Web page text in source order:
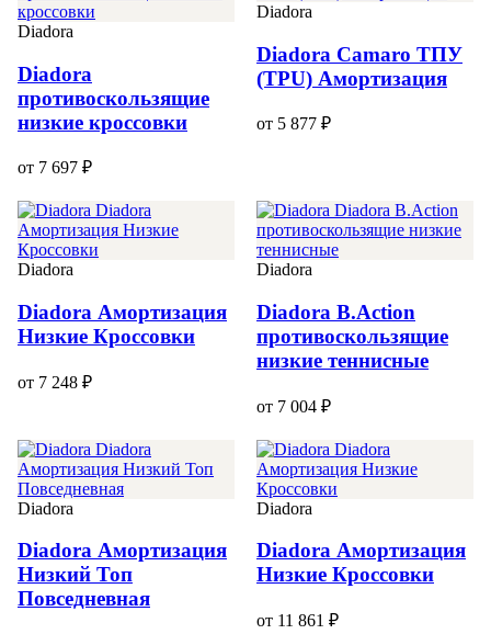
Diadora
Diadora
противоскользящие
низкие кроссовки
от 7 697 ₽
Diadora
Diadora Camaro ТПУ
(TPU) Амортизация
от 5 877 ₽
Diadora
Diadora Амортизация
Низкие Кроссовки
от 7 248 ₽
Diadora
Diadora B.Action
противоскользящие
низкие теннисные
от 7 004 ₽
Diadora
Diadora Амортизация
Низкий Топ
Повседневная
Diadora
Diadora Амортизация
Низкие Кроссовки
от 11 861 ₽